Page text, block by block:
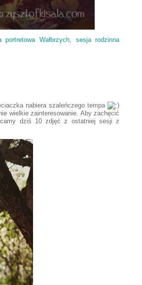
portretowa Wałbrzych, sesja rodzinna
nabiera szaleńczego tempa
wielkie zainteresowanie. Aby zachęcić
dziś 10 zdjęć z ostatniej sesji z